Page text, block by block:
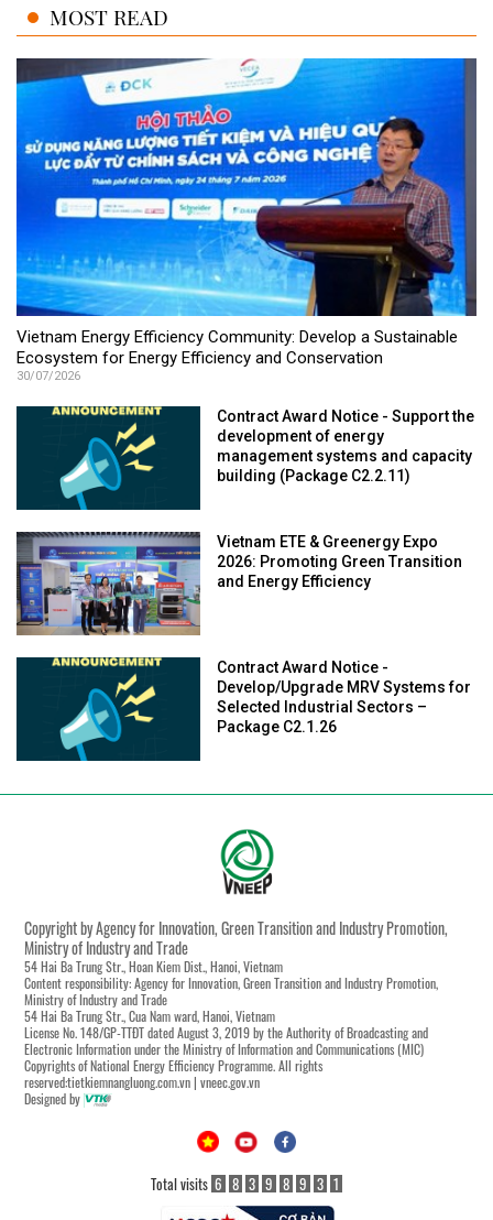
MOST READ
Vietnam Energy Efficiency Community: Develop a Sustainable
Ecosystem for Energy Efficiency and Conservation
30/07/2026
Contract Award Notice - Support the
development of energy
management systems and capacity
building (Package C2.2.11)
Vietnam ETE & Greenergy Expo
2026: Promoting Green Transition
and Energy Efficiency
Contract Award Notice -
Develop/Upgrade MRV Systems for
Selected Industrial Sectors –
Package C2.1.26
Copyright by Agency for Innovation, Green Transition and Industry Promotion,
Ministry of Industry and Trade
54 Hai Ba Trung Str., Hoan Kiem Dist., Hanoi, Vietnam
Content responsibility: Agency for Innovation, Green Transition and Industry Promotion,
Ministry of Industry and Trade
54 Hai Ba Trung Str., Cua Nam ward, Hanoi, Vietnam
License No. 148/GP-TTĐT dated August 3, 2019 by the Authority of Broadcasting and
Electronic Information under the Ministry of Information and Communications (MIC)
Copyrights of National Energy Efficiency Programme. All rights
reserved:tietkiemnangluong.com.vn | vneec.gov.vn
Designed by
Total visits 6 8 3 9 8 9 3 1